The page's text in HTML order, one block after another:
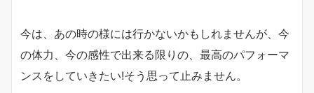
今は、あの時の様には行かないかもしれませんが、今
の体力、今の感性で出来る限りの、最高のパフォーマ
ンスをしていきたい!そう思って止みません。